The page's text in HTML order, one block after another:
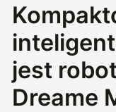
jest
Dreame